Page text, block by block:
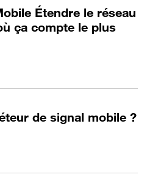
Étendre le réseau
ça compte le plus
de signal mobile ?